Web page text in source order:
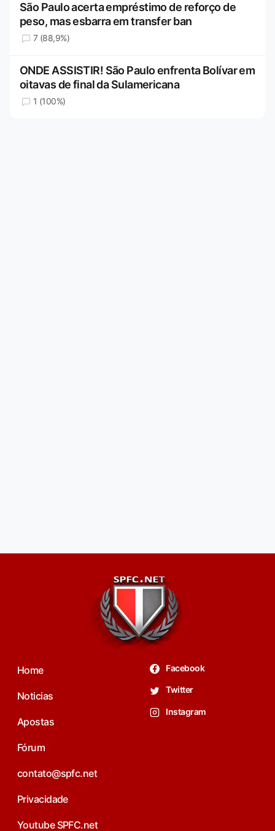
São Paulo acerta empréstimo de reforço de
peso, mas esbarra em transfer ban
7 (88,9%)
ONDE ASSISTIR! São Paulo enfrenta Bolívar em
oitavas de final da Sulamericana
1 (100%)
Home
Noticias
Apostas
Fórum
contato@spfc.net
Privacidade
Youtube SPFC.net
Facebook
Twitter
Instagram